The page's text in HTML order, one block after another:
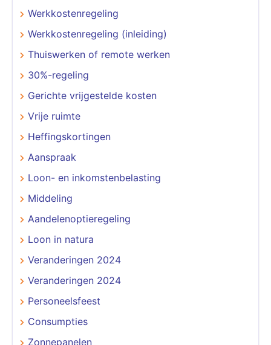
Werkkostenregeling
Werkkostenregeling (inleiding)
Thuiswerken of remote werken
30%-regeling
Gerichte vrijgestelde kosten
Vrije ruimte
Heffingskortingen
Aanspraak
Loon- en inkomstenbelasting
Middeling
Aandelenoptieregeling
Loon in natura
Veranderingen 2024
Veranderingen 2024
Personeelsfeest
Consumpties
Zonnepanelen